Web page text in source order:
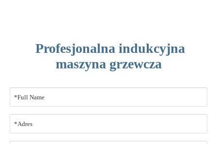
​ Profesjonalna indukcyjna
maszyna grzewcza